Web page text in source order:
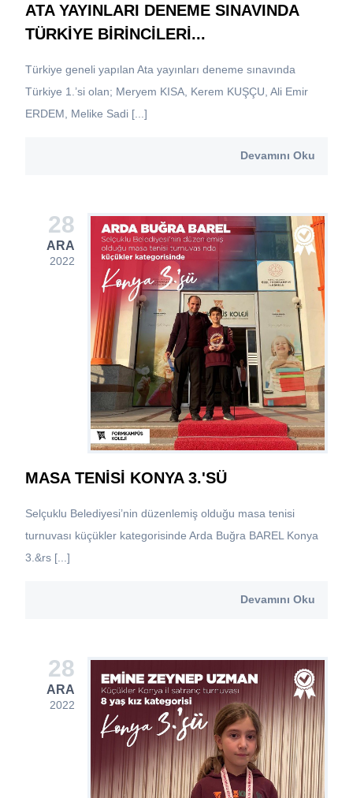
ATA YAYINLARI DENEME SINAVINDA
TÜRKİYE BİRİNCİLERİ...
Türkiye geneli yapılan Ata yayınları deneme sınavında
Türkiye 1.’si olan; Meryem KISA, Kerem KUŞÇU, Ali Emir
ERDEM, Melike Sadi [...]
Devamını Oku
28
ARA
2022
MASA TENİSİ KONYA 3.'SÜ
Selçuklu Belediyesi’nin düzenlemiş olduğu masa tenisi
turnuvası küçükler kategorisinde Arda Buğra BAREL Konya
3.&rs [...]
Devamını Oku
28
ARA
2022